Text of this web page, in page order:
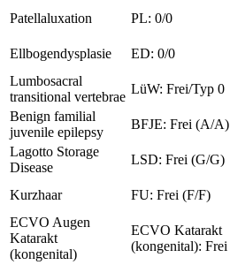
Patellaluxation
PL: 0/0
Ellbogendysplasie
ED: 0/0
Lumbosacral
transitional vertebrae
LüW: Frei/Typ 0
Benign familial
juvenile epilepsy
BFJE: Frei (A/A)
Lagotto Storage
Disease
LSD: Frei (G/G)
Kurzhaar
FU: Frei (F/F)
ECVO Augen
Katarakt
(kongenital)
ECVO Katarakt
(kongenital): Frei